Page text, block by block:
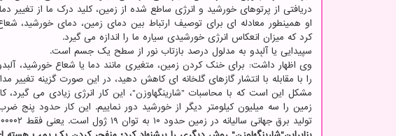
دریافتی از پرتوهای خورشید و انرژی ساطع شده از زمین، کلید درک ما از تغییر
او همینطور معادله ای برای توصیف ارتباط بین دمای زمین، دمای خورشید،
کرد که میزان انعکاس انرژی خورشیدی سیاره ما را اندازه می گیرد.
سپیدایی یا آلبِدو به مدلول درصد بازتاب نور از سطح یک جسم است.
وی اظهار داشت: برای خنک کردن زمین، متغیری مانند دما یا شعاع خورشید،
را با مقابله با انتشار گازهای گلخانه ای کاهش دهید، در این صورت گزینه تغییر
مشکل این است که با محاسبات "شارینگهاوزن"، این کار انرژی زیادی می گیرد،
تولید برق جهانی سالیانه در زمین حدود ۱۰ به توان ۱۹ ژول است. یعنی فقط ۰.۰۰۰۰۰۰۰۰۰۰۰۰۲ درصد از آنچه نیاز است!